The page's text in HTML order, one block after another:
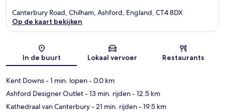
Kaart
Canterbury Road, Chilham, Ashford, England, CT4 8DX
Op de kaart bekijken
In de buurt Lokaal vervoer Restaurants
Kent Downs- 1 min. lopen- 0.0 km
Ashford Designer Outlet- 13 min. rijden- 12.5 km
Kathedraal van Canterbury- 21 min. rijden- 19.5 km